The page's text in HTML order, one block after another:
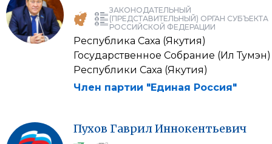
ЗАКОНОДАТЕЛЬНЫЙ
(ПРЕДСТАВИТЕЛЬНЫЙ) ОРГАН СУБЪЕКТА
РОССИЙСКОЙ ФЕДЕРАЦИИ
Республика Саха (Якутия)
Государственное Собрание (Ил Тумэн)
Республики Саха (Якутия)
Член партии "Единая Россия"
Пухов ГаврилИннокентьевич